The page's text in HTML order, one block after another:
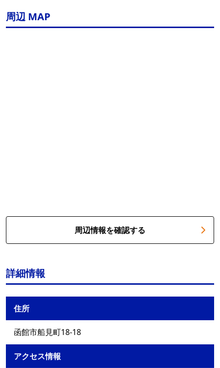
周辺 MAP
周辺情報を確認する
詳細情報
住所
函館市船見町18-18
アクセス情報